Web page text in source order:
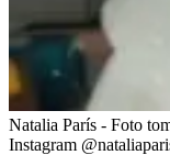
Natalia París - Foto
Instagram